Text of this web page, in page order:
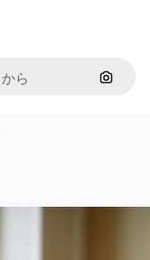
画像で